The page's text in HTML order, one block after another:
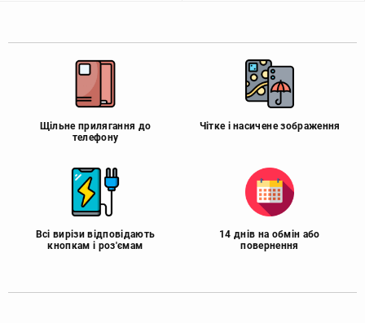
Щільне прилягання до
телефону
Чітке і насичене зображення
Всі вирізи відповідають
кнопкам і роз'ємам
14 днів на обмін або
повернення